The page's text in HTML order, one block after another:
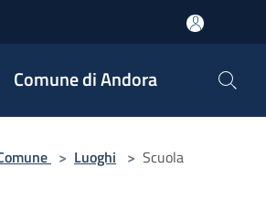
Comune di Andora
> Luoghi > Scuola